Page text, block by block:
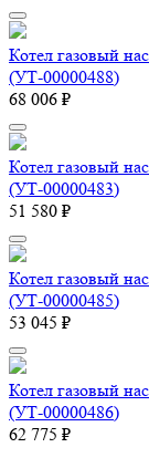
Котел газовый
(УТ-00000488)
68 006 ₽
Котел газовый
(УТ-00000483)
51 580 ₽
Котел газовый
(УТ-00000485)
53 045 ₽
Котел газовый
(УТ-00000486)
62 775 ₽